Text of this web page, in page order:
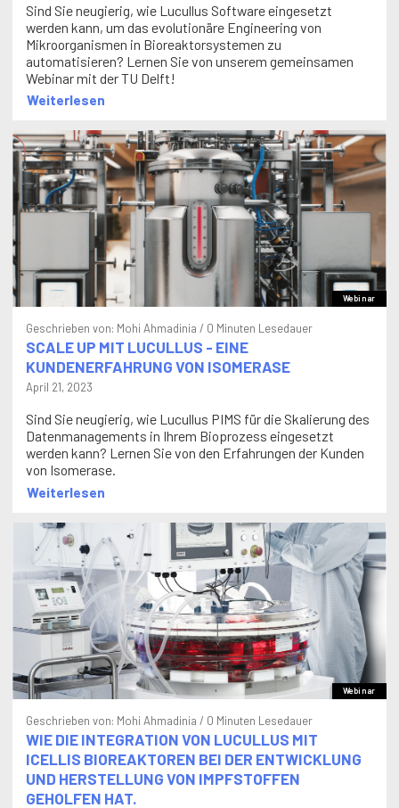
Sind Sie neugierig, wie Lucullus Software eingesetzt
werden kann, um das evolutionäre Engineering von
Mikroorganismen in Bioreaktorsystemen zu
automatisieren? Lernen Sie von unserem gemeinsamen
Webinar mit der TU Delft!
Weiterlesen
Webinar
Geschrieben von: Mohi Ahmadinia / 0 Minuten Lesedauer
SCALE UP MIT LUCULLUS - EINE
KUNDENERFAHRUNG VON ISOMERASE
April 21, 2023
Sind Sie neugierig, wie Lucullus PIMS für die Skalierung des
Datenmanagements in Ihrem Bioprozess eingesetzt
werden kann? Lernen Sie von den Erfahrungen der Kunden
von Isomerase.
Weiterlesen
Webinar
Geschrieben von: Mohi Ahmadinia / 0 Minuten Lesedauer
WIE DIE INTEGRATION VON LUCULLUS MIT
ICELLIS BIOREAKTOREN BEI DER ENTWICKLUNG
UND HERSTELLUNG VON IMPFSTOFFEN
GEHOLFEN HAT.